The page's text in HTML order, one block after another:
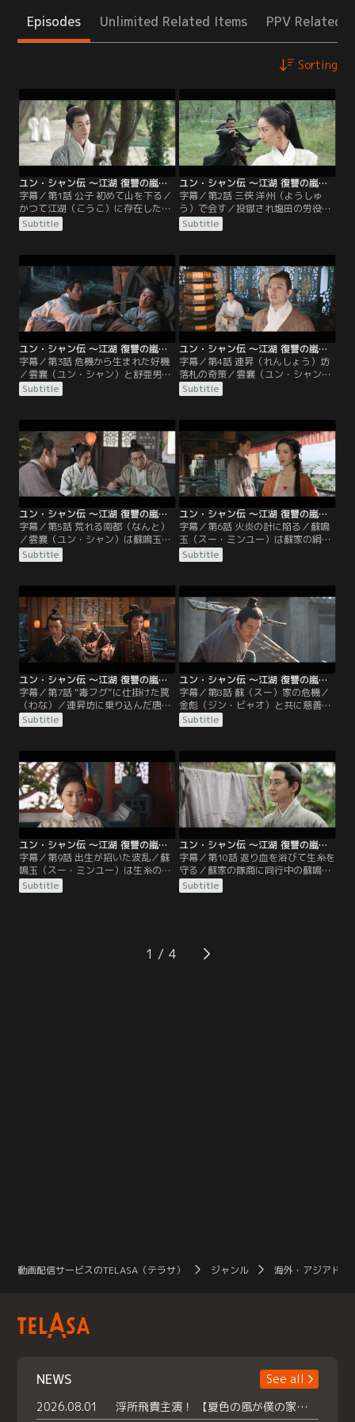
Episodes Unlimited Related Items PPV Related
Sorting
ユン・シャン伝 ～江湖 復讐の嵐～ 第01話／字幕
字幕／第1話 公子 初めて山を下る／
かつて江湖（こうこ）に存在した伝
説の門派・千門（せんもん）は、凌
淵（りょうえん）と雲台（うんた
年の修行を経て下山した雲台の若き
門人・雲襄（ユン・シャン）は、罪
に問われて服役している恩人・聞聡
（ウェン・ツォン）を救うため、白
駒鎮へと向かう。
Subtitle
ユン・シャン伝 ～江湖 復讐の嵐～ 第02話／字幕
字幕／第2話 三侠 洋州（ようしゅ
う）で会す／投獄され塩田の労役に
かり出された雲襄（ユン・シャン）
は、わざとケガをして牢に戻る。2
は、聞聡を投獄したのが漕幇の幇
主・戚天風（チー・ティエンフォ
ン）であることを知る。その頃、白
駒鎮では密造塩の裏帳簿が貼り出さ
れ…。
Subtitle
ユン・シャン伝 ～江湖 復讐の嵐～ 第03話／字幕
字幕／第3話 危機から生まれた好機
／雲襄（ユン・シャン）と舒亜男
（シュー・ヤーナン）、金彪（ジ
ン・ビャオ）は、蘇（スー）家の隊
うじゅっそく）」という秘技で逃げ
ようとするものの力尽きてしまう。
侠客に憧れる蘇家の御曹司・蘇鳴玉
（スー・ミンユー）は賊を一蹴した
舒亜男と金彪に敬意を抱く。
Subtitle
ユン・シャン伝 ～江湖 復讐の嵐～ 第04話／字幕
字幕／第4話 連昇（れんしょう）坊
落札の奇策／雲襄（ユン・シャン）
が南都の広匯荘へ行くと、雲台の情
報伝達役である莫不凡（モー・ブー
雲襄は莫不凡が聞聡の投獄を知りな
がら救わなかったことを暗に責め
る。その頃、舒亜男（シュー・ヤー
ナン）は聞聡の借金の取り立てに行
き…。
Subtitle
ユン・シャン伝 ～江湖 復讐の嵐～ 第05話／字幕
字幕／第5話 荒れる南都（なんと）
／雲襄（ユン・シャン）は蘇鳴玉
（スー・ミンユー）から、南都賭博
界の頭目・唐笑（タン・シャオ）と
鳴玉は連昇坊の支払いについて確認
し、雲襄が3000両を持っていないこ
とに気づく。雲襄は刻限までに用意
すると約束し、広匯荘の莫不凡（モ
ー・ブーファン）を訪ねる。
Subtitle
ユン・シャン伝 ～江湖 復讐の嵐～ 第06話／字幕
字幕／第6話 火炎の計に陥る／蘇鳴
玉（スー・ミンユー）は蘇家の絹倉
庫の火事に駆けつけ、建物内に閉じ
込められた使用人を救うため火の中
玉の身を案じていたが、無事に戻っ
てきた蘇鳴玉を冷たくあしらう。そ
の頃、雲襄（ユン・シャン）は舒亜
男（シュー・ヤーナン）に激しくな
じられていた。
Subtitle
ユン・シャン伝 ～江湖 復讐の嵐～ 第07話／字幕
字幕／第7話 “毒フグ”に仕掛けた罠
（わな）／連昇坊に乗り込んだ唐笑
（タン・シャオ）とその配下を撃退
するため、金彪（ジン・ビャオ）と
ている舒亜男は本来の力を発揮でき
ない。雲襄（ユン・シャン）はやむ
を得ず「逃十息」を用い、何とか唐
笑を追い返すことに成功する。
Subtitle
ユン・シャン伝 ～江湖 復讐の嵐～ 第08話／字幕
字幕／第8話 蘇（スー）家の危機／
金彪（ジン・ビャオ）と共に慈善施
設を訪ねた舒亜男（シュー・ヤーナ
ン）は、舒亜男を毒殺しようと企む
人残されていた少女・小雨（シャオ
ユー）を連昇坊へ連れて帰る。金彪
と舒亜男は売り飛ばされた子供たち
の行方を捜そうとするが、ほとんど
手がかりがない。
Subtitle
ユン・シャン伝 ～江湖 復讐の嵐～ 第09話／字幕
字幕／第9話 出生が招いた波乱／蘇
鳴玉（スー・ミンユー）は生糸の証
文発行と護送計画について商人たち
に説明する。隊商に同行したがる蘇
を護衛につけることを提案する。一
方、生糸を買い占めて蘇家を潰そう
Subtitle
ユン・シャン伝 ～江湖 復讐の嵐～ 第10話／字幕
字幕／第10話 返り血を浴びて生糸を
守る／蘇家の隊商に同行中の蘇鳴玉
（スー・ミンユー）は、愛する柯夢
蘭（コー・モンラン）にもらった衣
鳴玉は非情になりきれない。多勢に
無勢の隊商は、舒亜男（シュー・ヤ
Subtitle
1
動画配信サービスのTELASA（テラサ） ジャンル 海外・アジアドラ
NEWS
See all
2026.08.01
浮所飛貴主演！ 【夏色の風が僕の家にやってきた】 本日よりテラサで独占配信スタート！